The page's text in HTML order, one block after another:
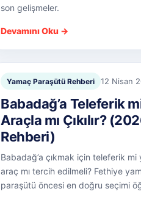
son gelişmeler.
Devamını Oku →
Yamaç Paraşütü Rehberi 12 Nisan
Babadağ’a Teleferik
Araçla mı Çıkılır?
Rehberi)
Babadağ’a çıkmak için teleferik mi
araç mı tercih edilmeli? Fethiye
paraşütü öncesi en doğru seçimi